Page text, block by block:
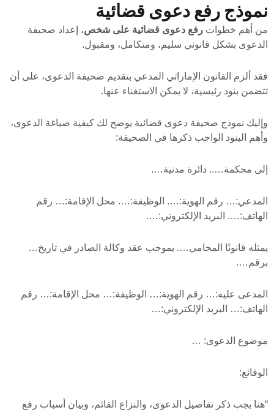
نموذج رفع دعوى قضائية
من أهم خطوات رفع دعوى قضائية على شخص، إعداد صحيفة
الدعوى بشكل قانوني سليم، ومتكامل، ومقبول.
فقد ألزم القانون الإماراتي المدعي بتقديم صحيفة الدعوى، على أن
تتضمن بنود رئيسية، لا يمكن الاستغناء عنها.
وإليك نموذج صحيفة دعوى قضائية يوضح لك كيفية صياغة الدعوى،
وأهم البنود الواجب ذكرها في الصحيفة:
إلى محكمة….. دائرة مدنية….
المدعي:… رقم الهوية:…. الوظيفة:…. محل الإقامة:… رقم
الهاتف:…. البريد الإلكتروني:….
يمثله قانونًا المحامي…. بموجب عقد وكالة الصادر في تاريخ…
برقم….
المدعى عليه:… رقم الهوية:… الوظيفة:… محل الإقامة:… رقم
الهاتف:… البريد الإلكتروني:…
موضوع الدعوى: …
الوقائع:
“هنا يجب ذكر تفاصيل الدعوى، والنزاع القائم، وبيان أسباب رفع